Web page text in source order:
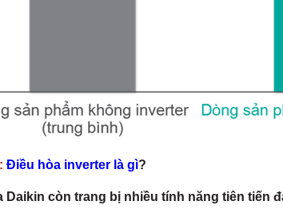
Điều hòa inverter là gì?
Daikin còn trang bị nhiều tính năng tiên tiến